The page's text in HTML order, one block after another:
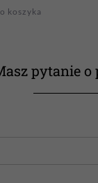
koszyka
pytanie o